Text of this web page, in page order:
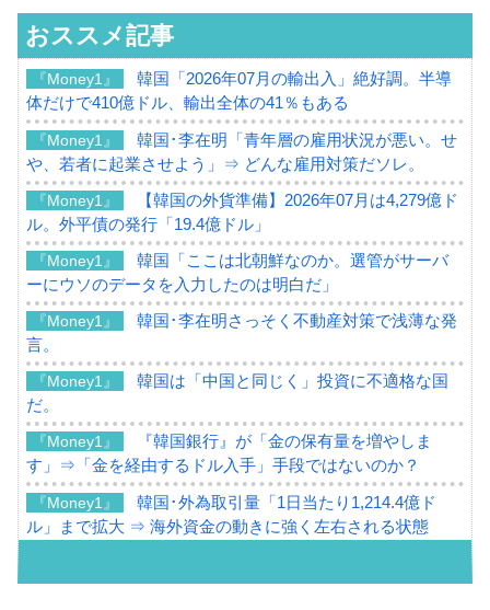
おススメ記事
『Money1』
韓国「2026年07月の輸出入」絶好調。半導
体だけで410億ドル、輸出全体の41％もある
『Money1』
韓国･李在明「青年層の雇用状況が悪い。せ
や、若者に起業させよう」⇒ どんな雇用対策だソレ。
『Money1』
【韓国の外貨準備】2026年07月は4,279億ド
ル。外平債の発行「19.4億ドル」
『Money1』
韓国「ここは北朝鮮なのか。選管がサーバ
ーにウソのデータを入力したのは明白だ」
『Money1』
韓国･李在明さっそく不動産対策で浅薄な発
言。
『Money1』
韓国は「中国と同じく」投資に不適格な国
だ。
『Money1』
『韓国銀行』が「金の保有量を増やしま
す」⇒「金を経由するドル入手」手段ではないのか？
『Money1』
韓国･外為取引量「1日当たり1,214.4億ド
ル」まで拡大 ⇒ 海外資金の動きに強く左右される状態
い「50.5％」に上昇